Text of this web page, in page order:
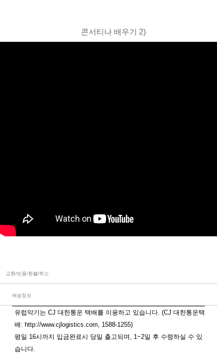
콘서티나 배우기 2)
교환/반품/환불/취소
배송정보
유럽악기는 CJ 대한통운 택배를 이용하고 있습니다. (CJ 대한통운택
배: http://www.cjlogistics.com , 1588-1255)
평일 16시까지 입금완료시 당일 출고되며, 1~2일 후 수령하실 수 있
습니다.